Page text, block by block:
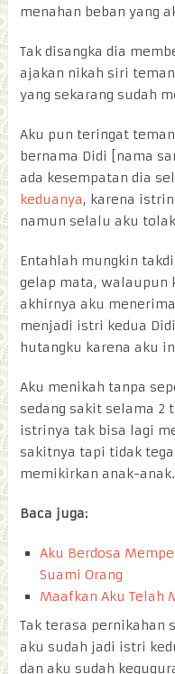
menahan beban yang
Tak disangka dia
ajakan nikah siri
yang sekarang sudah
Aku pun teringat
bernama Didi [nama
ada kesempatan dia
keduanya, karena
namun selalu aku
Entahlah mungkin
gelap mata, walaupun
akhirnya aku
menjadi istri kedua
hutangku karena aku
Aku menikah tanpa
sedang sakit selama 2
istrinya tak bisa lagi
sakitnya tapi tidak
memikirkan anak-anak.
Baca juga:
Aku Berdosa
Suami Orang
Maafkan Aku Telah
Tak terasa pernikahan
aku sudah jadi istri
dan aku sudah